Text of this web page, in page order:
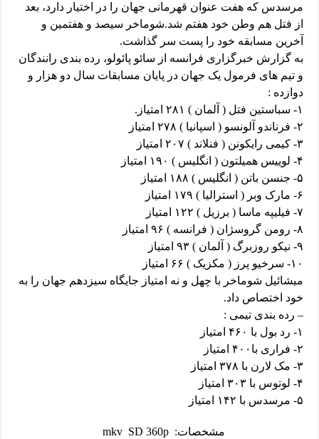
مرسدس که هفت عنوان قهرمانی جهان را در اختیار دارد، بعد
از فتل هم وطن خود هفتم شد.شوماخر سیصد و هفتمین و
آخرین مسابقه خود را پست سر گذاشت.
به گزارش خبرگزاری فرانسه از سائو پائولو، رده بندی رانندگان
و تیم های فرمول یک جهان در پایان مسابقات سال دو هزار و
دوازده :
۱- سباستین فتل ( آلمان ) ۲۸۱ امتیاز.
۲- فرناندو آلونسو ( اسپانیا ) ۲۷۸ امتیاز
۳- کیمی رایکونن ( فنلاند ) ۲۰۷ امتیاز
۴- لوییس همیلتون ( انگلیس ) ۱۹۰ امتیاز
۵- جنسن باتن ( انگلیس ) ۱۸۸ امتیاز
۶- مارک وبر ( استرالیا ) ۱۷۹ امتیاز
۷- فیلیپه ماسا ( برزیل ) ۱۲۲ امتیاز
۸- رومن گروسژان ( فرانسه ) ۹۶ امتیاز
۹- نیکو روزبرگ (‌‌ آلمان )‌ ۹۳ امتیاز
۱۰- سرخیو پرز ( مکزیک ) ۶۶ امتیاز
میشائیل شوماخر با چهل و نه امتیاز جایگاه سیزدهم جهان را به
خود اختصاص داد.
– رده بندی تیمی :
۱- رد بول با ۴۶۰ امتیاز
۲- فراری با۴۰۰ امتیاز
۳- مک لارن با ۳۷۸ امتیاز
۴- لوتوس با ۳۰۳ امتیاز
۵- مرسدس با ۱۴۲ امتیاز
مشخصات: mkv SD 360p